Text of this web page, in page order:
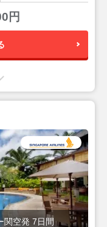
円
関空発 7日間